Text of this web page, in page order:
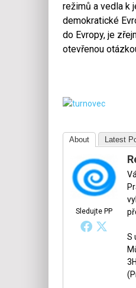
režimů a vedla k
demokratické
do Evropy, je
otevřenou
About Latest
Sledujte PP
S